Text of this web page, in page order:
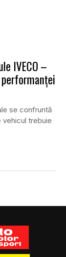
IVECO –
se confruntă
trebuie